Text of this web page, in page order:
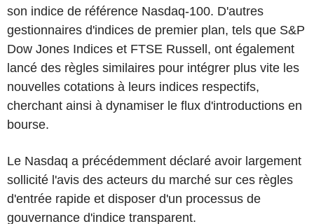
son indice de référence Nasdaq-100. D'autres
gestionnaires d'indices de premier plan, tels que S&P
Dow Jones Indices et FTSE Russell, ont également
lancé des règles similaires pour intégrer plus vite les
nouvelles cotations à leurs indices respectifs,
cherchant ainsi à dynamiser le flux d'introductions en
bourse.
Le Nasdaq a précédemment déclaré avoir largement
sollicité l'avis des acteurs du marché sur ces règles
d'entrée rapide et disposer d'un processus de
gouvernance d'indice transparent.